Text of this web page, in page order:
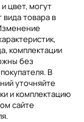
цвет, могут
вида товара в
комплектации
без
В
уточняйте
и комплектацию
сайте